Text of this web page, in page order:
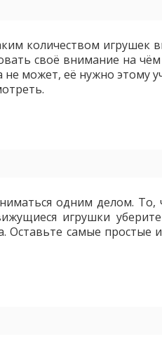
количеством игрушек
своё внимание на
может, её нужно этому
одним делом. То,
игрушки
самые простые